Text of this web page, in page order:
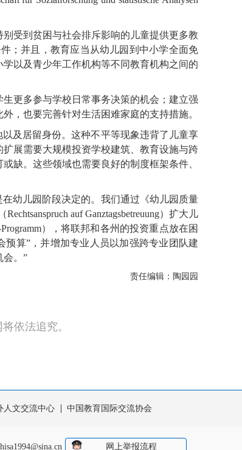
受到贫困与社会排斥影响的儿童提供更多教
；并且，教育应当从幼儿园到中小学全面免
以及青少年工作机构等不同教育机构之间的
更多参与学校日常事务决策的机会；建立强
，也要完善针对生活困难家庭的支持措施。
及居留身份。这种不平等现象违背了儿童享
展需要大规模投资学校建筑、教育设施与跨
缺。这些领域也需要良好的制度框架条件、
幼儿园阶段决定的。我们通过《幼儿园质量
auf Ganztagsbetreuung）扩大儿
），将联邦和各州的投资重点放在困
算”，并增加专业人员以加强跨专业团队建
会。”
责任编辑：陶园园
依法追究。
人文交流中心 中国教育国际交流协会
网上举报流程